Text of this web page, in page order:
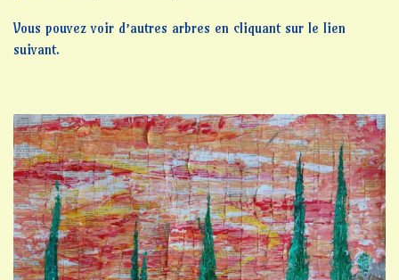
Vous pouvez voir d’autres arbres en cliquant sur le lien
suivant.